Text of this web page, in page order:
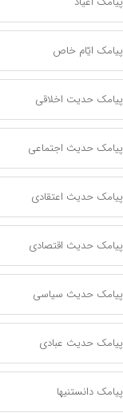
پیامک ايّام خاص
پیامک حدیت اخلاقی
پیامک حدیث اجتماعی
پیامک حدیث اعتقادی
پیامک حدیث اقتصادی
پیامک حدیث سیاسی
پیامک حدیث عبادی
پیامک دانستنیها